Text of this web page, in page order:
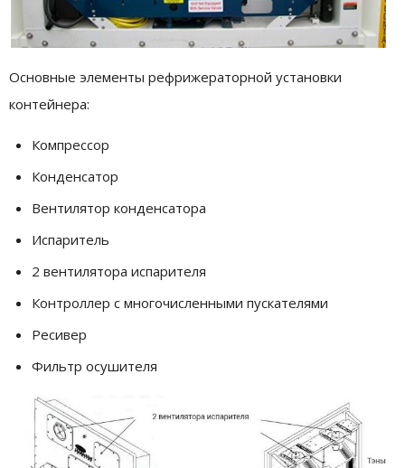
Основные элементы рефрижераторной установки
контейнера:
Компрессор
Конденсатор
Вентилятор конденсатора
Испаритель
2 вентилятора испарителя
Контроллер с многочисленными пускателями
Ресивер
Фильтр осушителя